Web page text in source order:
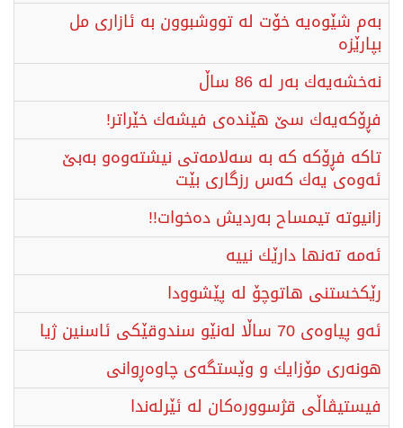
بەم شێوەیە خۆت لە تووشبوون بە ئازاری مل
بپارێزە
نەخشەیەك بەر لە 86 ساڵ
فڕۆكەیەك سێ هێندەی فیشەك خێراتر!
تاكە فڕۆكە كە بە سەلامەتی نیشتەوەو بەبێ‌
ئەوەی یەك كەس رزگاری بێت
زانیوتە تیمساح بەردیش دەخوات!!
ئەمە تەنها دارێك نییە
رێكخستنی هاتوچۆ لە پێشوودا
ئەو پیاوەی 70 ساڵا لەنێو سندوقێكی ئاسنین ژیا
هونەری مۆزایك و وێستگەی چاوەڕوانی
فیستیڤاڵی قژسوورەكان لە ئێرلەندا